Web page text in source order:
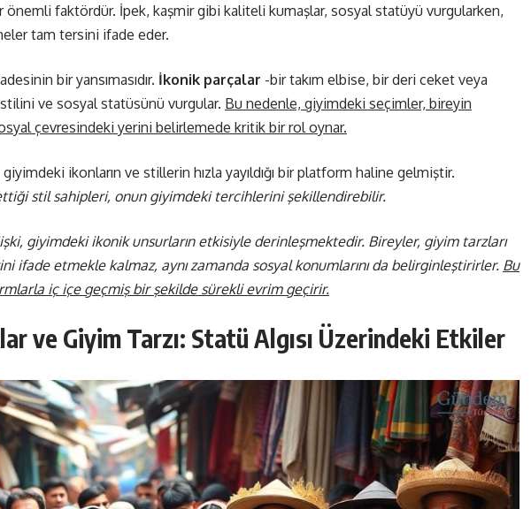
önemli faktördür. İpek, kaşmir gibi kaliteli kumaşlar, sosyal statüyü vurgularken,
tam tersini ifade eder.
bir yansımasıdır. İkonik parçalar -bir takım elbise, bir deri ceket veya
ve sosyal statüsünü vurgular. Bu nedenle, giyimdeki seçimler, bireyin
çevresindeki yerini belirlemede kritik bir rol oynar.
ikonların ve stillerin hızla yayıldığı bir platform haline gelmiştir.
stil sahipleri, onun giyimdeki tercihlerini şekillendirebilir.
giyimdeki ikonik unsurların etkisiyle derinleşmektedir. Bireyler, giyim tarzları
ifade etmekle kalmaz, aynı zamanda sosyal konumlarını da belirginleştirirler. Bu
iç içe geçmiş bir şekilde sürekli evrim geçirir.
ve Giyim Tarzı: Statü Algısı Üzerindeki Etkiler